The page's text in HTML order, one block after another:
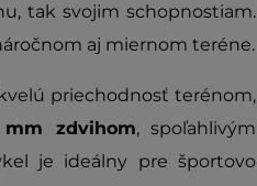
tak svojim schopnostiam.
aj miernom teréne.
priechodnosť terénom,
zdvihom, spoľahlivým
je ideálny pre športovo